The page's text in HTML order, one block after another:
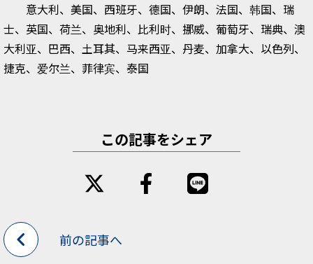
意大利、美国、西班牙、德国、伊朗、法国、韩国、瑞
士、英国、荷兰、奥地利、比利时、挪威、葡萄牙、瑞典、澳
大利亚、巴西、土耳其、马来西亚、丹麦、加拿大、以色列、
捷克、爱尔兰、菲律宾、泰国
この記事をシェア
前の記事へ